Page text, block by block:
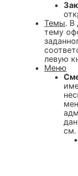
Темы. В
тему
левую
Меню
см.